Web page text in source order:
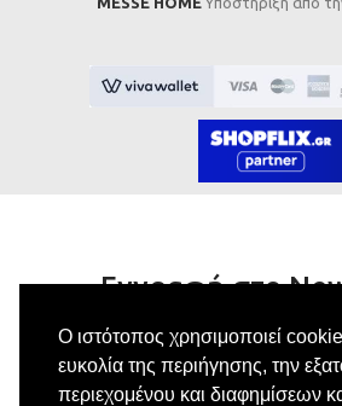
Ο ιστότοπος χρησιμοποιεί
ευκολία της περιήγησης, την
περιεχομένου και διαφημίσεων
Εγγραφή στο
Κάνε εγγραφή στο
λαμβάνεις αποκλειστικές